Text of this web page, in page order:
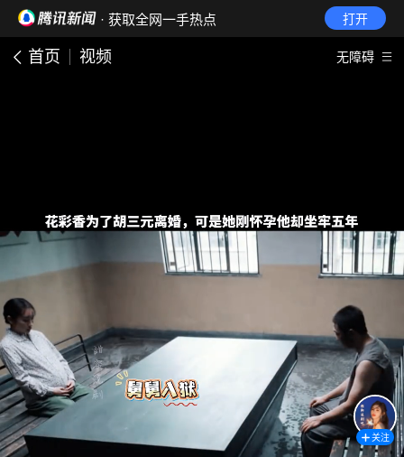
· 获取全网一手热点 打开
首页 视频 无障碍
关注